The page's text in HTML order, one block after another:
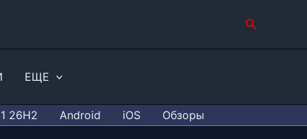
Поиск
ЕЩЕ
26H2 Android iOS Обзоры